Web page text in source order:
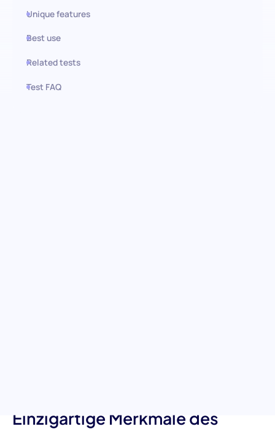
Unique features
Best use
Related tests
Test FAQ
Einzigartige Merkmale des